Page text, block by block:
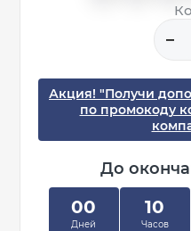
Акция! "Получи
по промокоду
До
00
Дней
10
Часов